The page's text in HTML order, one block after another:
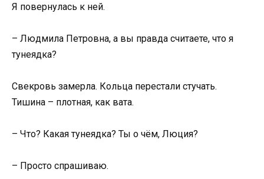
Я повернулась к ней.
– Людмила Петровна, а вы правда считаете, что я
тунеядка?
Свекровь замерла. Кольца перестали стучать.
Тишина – плотная, как вата.
– Что? Какая тунеядка? Ты о чём, Люция?
– Просто спрашиваю.